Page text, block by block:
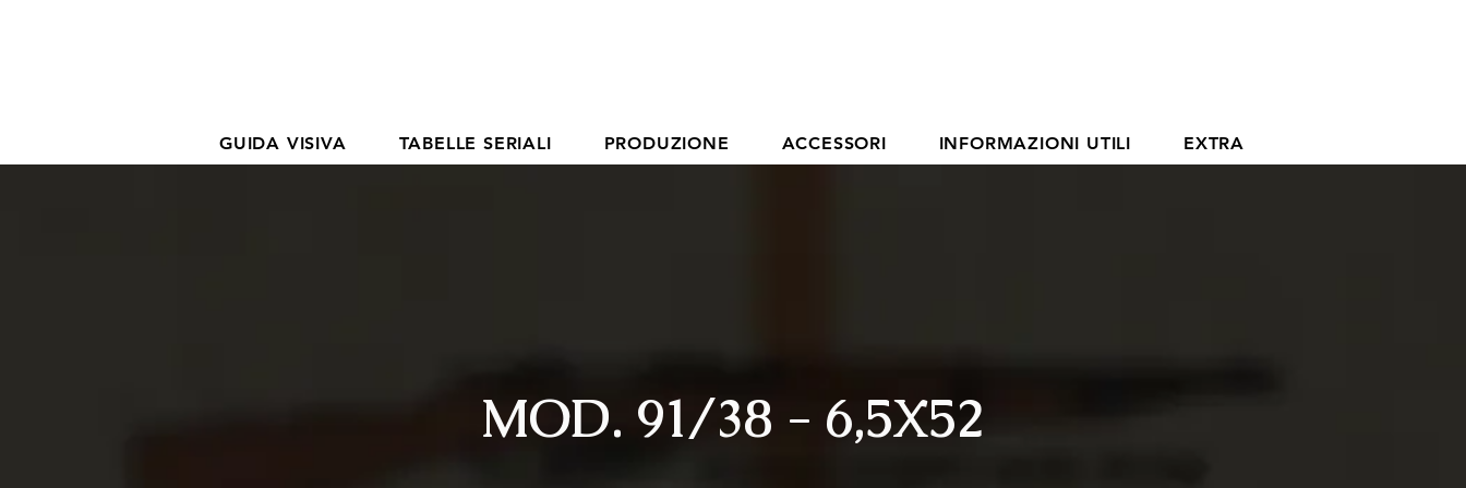
GUIDA VISIVA TABELLE SERIALI PRODUZIONE ACCESSORI INFORMAZIONI UTILI EXTRA
MOD. 91/38 - 6,5X52